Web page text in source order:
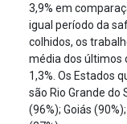
3,9% em
igual período da
colhidos, os
média dos últimos
1,3%. Os Estados
são Rio Grande do
(96%); Goiás